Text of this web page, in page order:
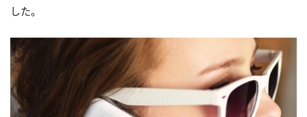
した。